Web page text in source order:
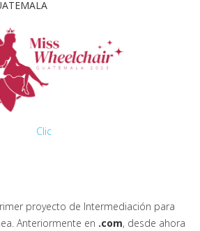
Clic
proyecto de Intermediación para
Anteriormente en .com, desde ahora